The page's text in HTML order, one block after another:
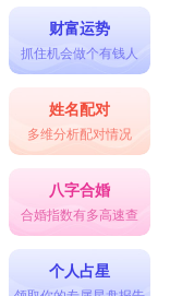
财富运势
抓住机会做个有钱人
姓名配对
多维分析配对情况
八字合婚
合婚指数有多高速查
个人占星